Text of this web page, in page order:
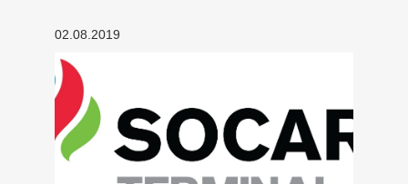
02.08.2019